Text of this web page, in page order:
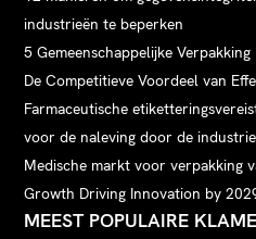
industrieën te beperken
5 Gemeenschappelijke
De Competitieve Voordeel van
Farmaceutische
voor de naleving door de
Medische markt voor verpakking
Growth Driving Innovation by
MEEST POPULAIRE